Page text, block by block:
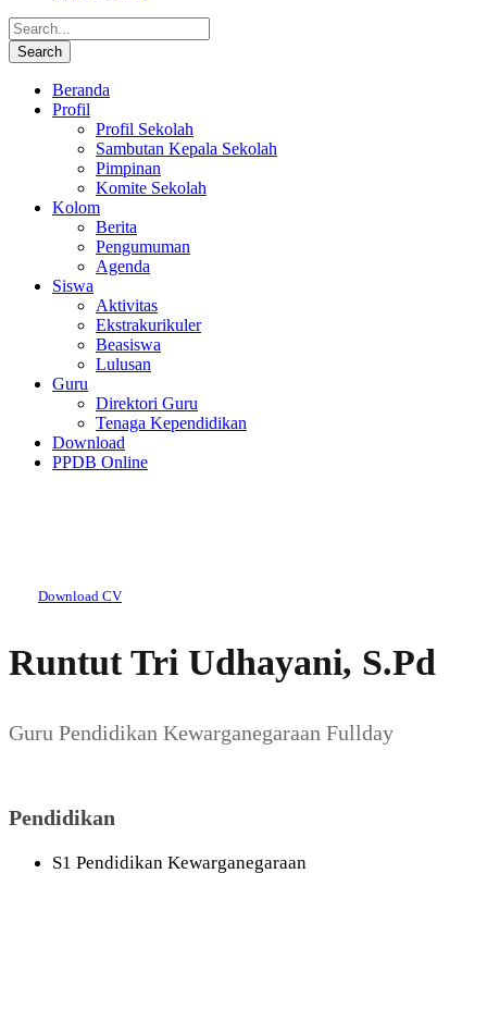
Beranda
Profil
Profil Sekolah
Sambutan Kepala Sekolah
Pimpinan
Komite Sekolah
Kolom
Berita
Pengumuman
Agenda
Siswa
Aktivitas
Ekstrakurikuler
Beasiswa
Lulusan
Guru
Direktori Guru
Tenaga Kependidikan
Download
PPDB Online
Download CV
Runtut Tri Udhayani, S.Pd
Guru Pendidikan Kewarganegaraan Fullday
Pendidikan
S1 Pendidikan Kewarganegaraan